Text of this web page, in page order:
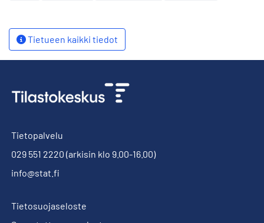
Tietueen kaikki tiedot
Tietopalvelu
029 551 2220 (arkisin klo 9.00-16.00)
info@stat.fi
Tietosuojaseloste